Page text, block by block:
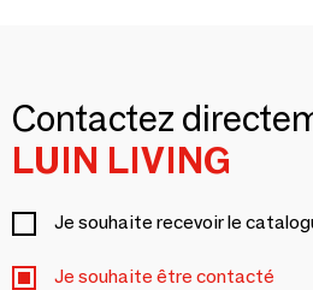
Contactez
LUIN LIVING
Je souhaite recevoir le
Je souhaite être contacté